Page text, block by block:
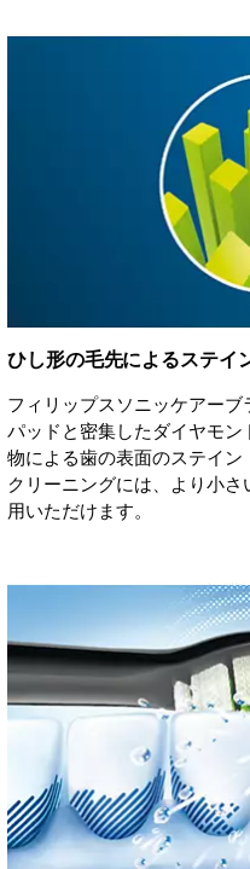
ひし形の毛先によるステイ
フィリップスソニッケアー
パッドと密集したダイヤモ
物による歯の表面のステイ
クリーニングには、より小
用いただけます。